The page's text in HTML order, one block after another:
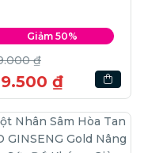
Giảm 50%
₫
₫